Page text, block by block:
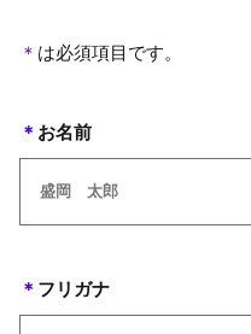
＊ は必須項目です。
＊ お名前
＊ フリガナ